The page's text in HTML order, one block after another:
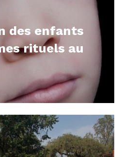
des enfants
rituels au